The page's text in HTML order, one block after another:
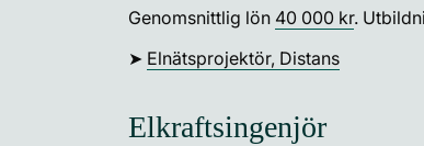
Genomsnittlig lön 40 000 kr.
➤ Elnätsprojektör, Distans
Elkraftsingenjör